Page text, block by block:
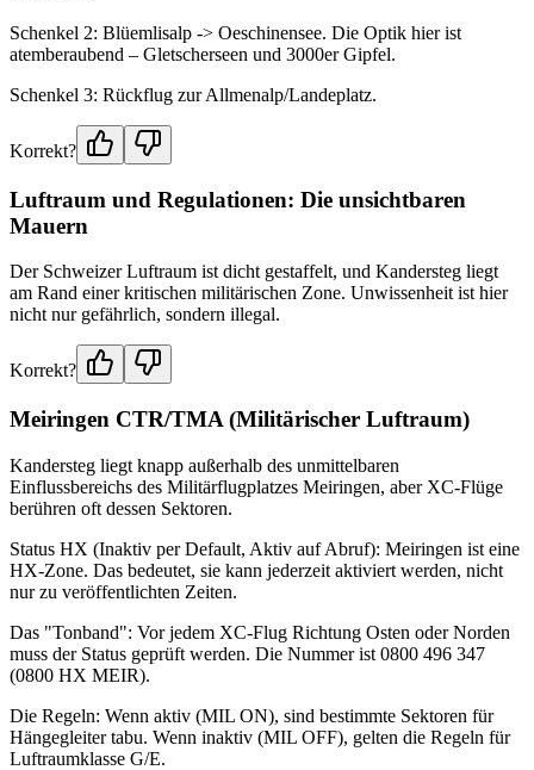
Schenkel 2: Blüemlisalp -> Oeschinensee. Die Optik hier ist
atemberaubend – Gletscherseen und 3000er Gipfel.
Schenkel 3: Rückflug zur Allmenalp/Landeplatz.
Korrekt?
Luftraum und Regulationen: Die unsichtbaren
Mauern
Der Schweizer Luftraum ist dicht gestaffelt, und Kandersteg liegt
am Rand einer kritischen militärischen Zone. Unwissenheit ist hier
nicht nur gefährlich, sondern illegal.
Korrekt?
Meiringen CTR/TMA (Militärischer Luftraum)
Kandersteg liegt knapp außerhalb des unmittelbaren
Einflussbereichs des Militärflugplatzes Meiringen, aber XC-Flüge
berühren oft dessen Sektoren.
Status HX (Inaktiv per Default, Aktiv auf Abruf): Meiringen ist eine
HX-Zone. Das bedeutet, sie kann jederzeit aktiviert werden, nicht
nur zu veröffentlichten Zeiten.
Das "Tonband": Vor jedem XC-Flug Richtung Osten oder Norden
muss der Status geprüft werden. Die Nummer ist 0800 496 347
(0800 HX MEIR).
Die Regeln: Wenn aktiv (MIL ON), sind bestimmte Sektoren für
Hängegleiter tabu. Wenn inaktiv (MIL OFF), gelten die Regeln für
Luftraumklasse G/E.